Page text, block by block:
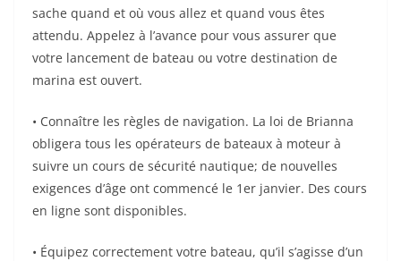
sache quand et où vous allez et quand vous êtes
attendu. Appelez à l’avance pour vous assurer que
votre lancement de bateau ou votre destination de
marina est ouvert.
• Connaître les règles de navigation. La loi de Brianna
obligera tous les opérateurs de bateaux à moteur à
suivre un cours de sécurité nautique; de nouvelles
exigences d’âge ont commencé le 1er janvier. Des cours
en ligne sont disponibles.
• Équipez correctement votre bateau, qu’il s’agisse d’un